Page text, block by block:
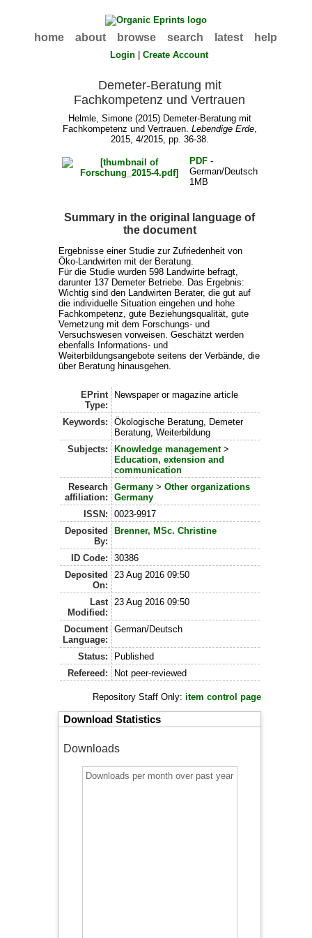
home about browse search latest help
Login |Create Account
Demeter-Beratung mit
Fachkompetenz und Vertrauen
Helmle, Simone(2015) Demeter-Beratung mit
Fachkompetenz und Vertrauen. Lebendige Erde,
2015, 4/2015, pp. 36-38.
PDF-
German/Deutsch
1MB
Summary in the original language of
the document
Ergebnisse einer Studie zur Zufriedenheit von
Öko-Landwirten mit der Beratung.
Für die Studie wurden 598 Landwirte befragt,
darunter 137 Demeter Betriebe. Das Ergebnis:
Wichtig sind den Landwirten Berater, die gut auf
die individuelle Situation eingehen und hohe
Fachkompetenz, gute Beziehungsqualität, gute
Vernetzung mit dem Forschungs- und
Versuchswesen vorweisen. Geschätzt werden
ebenfalls Informations- und
Weiterbildungsangebote seitens der Verbände, die
über Beratung hinausgehen.
EPrint
Type:
Newspaper or magazine article
Keywords:
Ökologische Beratung, Demeter
Beratung, Weiterbildung
Subjects:
Knowledge management>
Education, extension and
communication
Research
affiliation:
Germany >Other organizations
Germany
ISSN:
0023-9917
Deposited
By:
Brenner, MSc. Christine
ID Code:
30386
Deposited
On:
23 Aug 2016 09:50
Last
Modified:
23 Aug 2016 09:50
Document
Language:
German/Deutsch
Status:
Published
Refereed:
Not peer-reviewed
Repository Staff Only: item control page
Download Statistics
Downloads
Downloads per month over past year